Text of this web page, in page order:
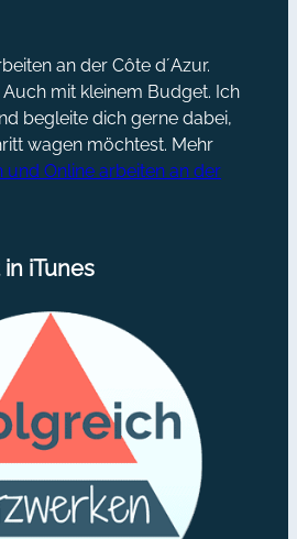
an der Côte d´Azur.
mit kleinem Budget. Ich
begleite dich gerne dabei,
wagen möchtest. Mehr
und Online arbeiten an der
iTunes